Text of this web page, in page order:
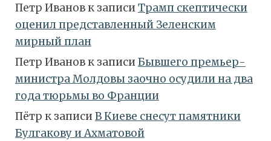
Петр Ивановк записиТрамп скептически
оценил представленный Зеленским
мирный план
Петр Ивановк записиБывшего премьер-
министра Молдовы заочно осудили на два
года тюрьмы во Франции
Пётр к записиВ Киеве снесут памятники
Булгакову и Ахматовой